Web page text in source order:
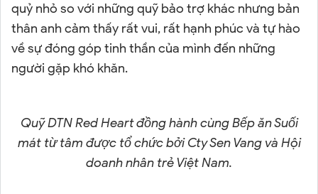
quỷ nhỏ so với những quỹ bảo trợ khác nhưng bản
thân anh cảm thấy rất vui, rất hạnh phúc và tự hào
về sự đóng góp tinh thần của mình đến những
người gặp khó khăn.
Quỹ DTN Red Heart đồng hành cùng Bếp ăn Suối
mát từ tâm được tổ chức bởi Cty Sen Vang và Hội
doanh nhân trẻ Việt Nam.